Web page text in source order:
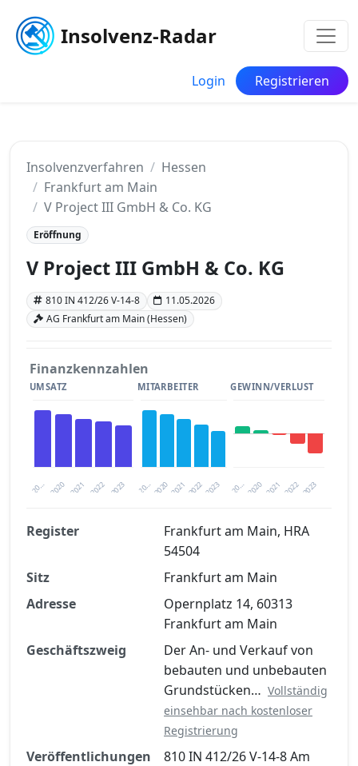
Insolvenz-Radar
Login Registrieren
Insolvenzverfahren
Hessen
Frankfurt am Main
V Project III GmbH & Co. KG
Eröffnung
V Project III GmbH & Co. KG
810 IN 412/26 V-14-8
11.05.2026
AG Frankfurt am Main (Hessen)
Finanzkennzahlen
UMSATZ
20… 2021 2023
2020 2022
MITARBEITER
20… 2021 2023
2020 2022
GEWINN/VERLUST
20… 2021 2023
2020 2022
Finanzkennzahlen nach kostenloser
Registrierung verfügbar
Jetzt kostenlos registrieren
Register
Frankfurt am Main, HRA
54504
Sitz
Frankfurt am Main
Adresse
Opernplatz 14, 60313
Frankfurt am Main
Geschäftszweig
Der An- und Verkauf von
bebauten und unbebauten
Grundstücken… Vollständig
einsehbar nach kostenloser
Registrierung
Veröffentlichungen
810 IN 412/26 V-14-8 Am